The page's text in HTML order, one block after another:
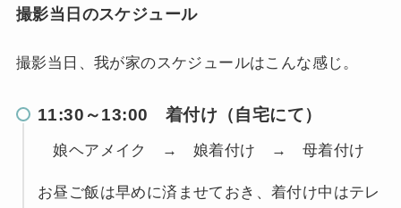
撮影当日のスケジュール
撮影当日、我が家のスケジュールはこんな感じ。
11:30～13:00 着付け（自宅にて）
娘ヘアメイク → 娘着付け → 母着付け
お昼ご飯は早めに済ませておき、着付け中はテレ